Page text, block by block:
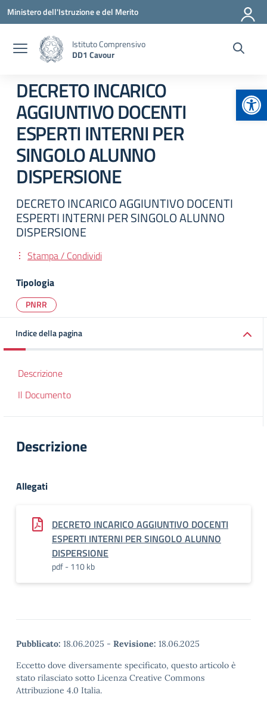
Vai ai contenuti
Vai al menu di navigazione
Vai al footer
Ministero dell'Istruzione e del Merito
Istituto Comprensivo
DD1 Cavour
DECRETO INCARICO
AGGIUNTIVO DOCENTI
ESPERTI INTERNI PER
SINGOLO ALUNNO
DISPERSIONE
DECRETO INCARICO AGGIUNTIVO DOCENTI
ESPERTI INTERNI PER SINGOLO ALUNNO
DISPERSIONE
Stampa / Condividi
Tipologia
PNRR
Indice della pagina
Descrizione
Il Documento
Descrizione
Allegati
DECRETO INCARICO AGGIUNTIVO DOCENTI
ESPERTI INTERNI PER SINGOLO ALUNNO
DISPERSIONE
pdf - 110 kb
Pubblicato: 18.06.2025 - Revisione: 18.06.2025
Eccetto dove diversamente specificato, questo articolo è
stato rilasciato sotto Licenza Creative Commons
Attribuzione 4.0 Italia.